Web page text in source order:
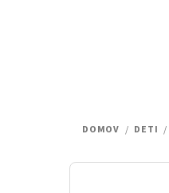
DOMOV / DETI /
B